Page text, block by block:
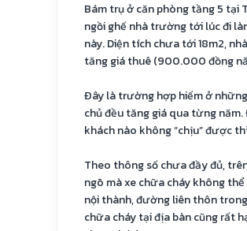
Bám trụ ở căn phòng tầng 5 tại
ngồi ghế nhà trường tới lúc đi
này. Diện tích chưa tới 18m2,
tăng giá thuê (900.000 đồng
Đây là trường hợp hiếm ở
chủ đều tăng giá qua từng
khách nào không “chịu” được
Theo thông số chưa đầy đủ,
ngõ mà xe chữa cháy không
nội thành, đường liên thôn
chữa cháy tại địa bàn cũng rất